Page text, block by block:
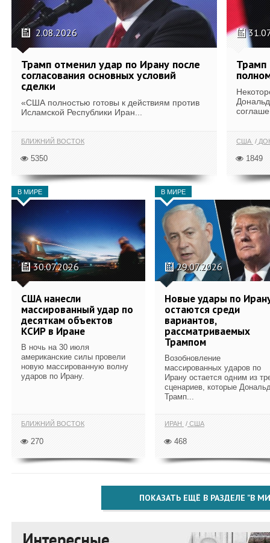
2.08.2026
Трамп отменил удар по Ирану после
согласования основных условий
сделки
«США полностью готовы к действиям против
Исламской Республики Иран...
БЛИЖНИЙ ВОСТОК
5350
Трамп
США
1849
В МИРЕ
30.07.2026
США нанесли
массированный удар по
десяткам объектов
КСИР в Иране
В ночь на 30 июля
американские силы провели
новую массированную волну
ударов по Ирану.
БЛИЖНИЙ ВОСТОК
270
В МИРЕ
29.07.2026
Новые удары по
остаются среди
вариантов,
рассматриваемых
Трампом
Возобновление
массированных ударов по
Ирану остается одним из
сценариев, которые
Трамп...
ИРАН США
468
ПОКАЗАТЬ ЕЩЁ В РАЗДЕЛЕ "В